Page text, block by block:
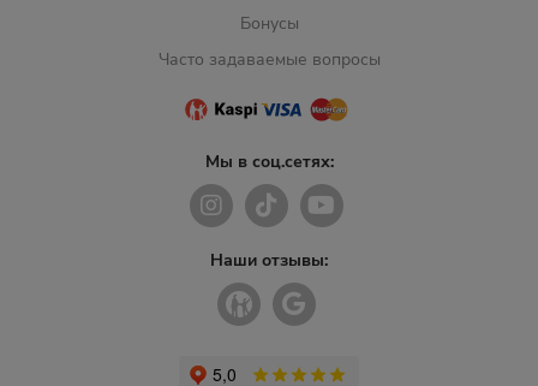
Бонусы
Часто задаваемые вопросы
Мы в соц.сетях:
Наши отзывы: